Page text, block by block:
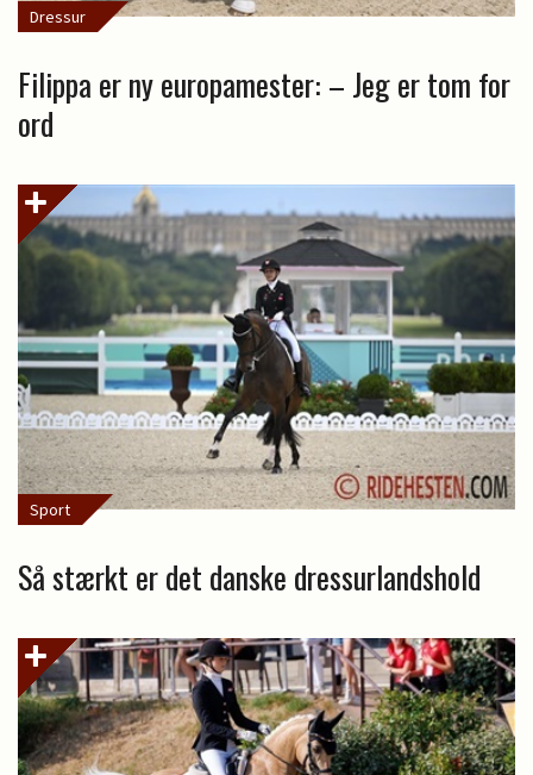
Dressur
Filippa er ny europamester: – Jeg er tom for
ord
Sport
Så stærkt er det danske dressurlandshold